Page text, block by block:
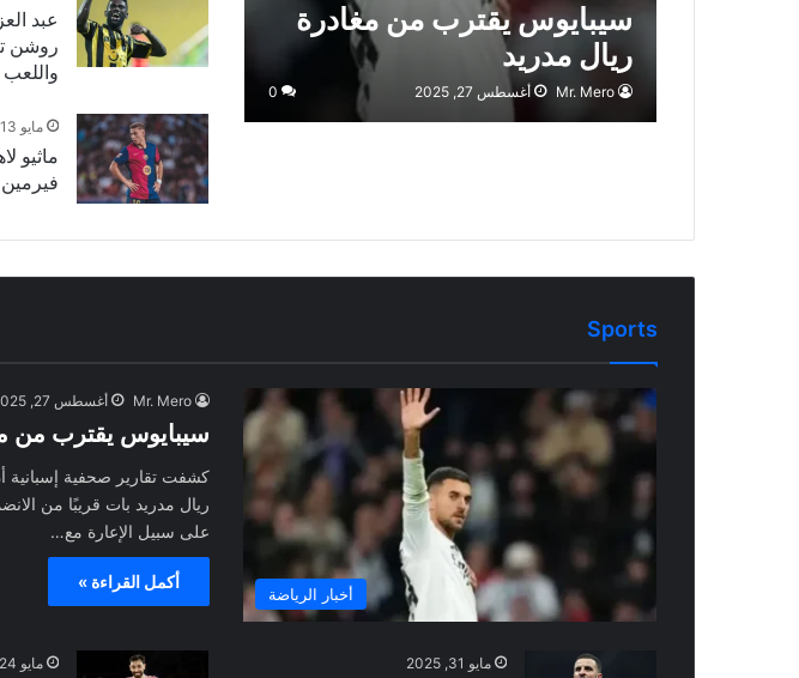
سيبايوس يقترب من مغادرة
ريال مدريد
Mr. Mero أغسطس 27, 2025 0
عبد
روشن
مايو 13, 2025
ماثيو
Sports
أخبار الرياضة
Mr. Mero أغسطس 27, 2025
سيبايوس يقترب من
كشفت تقارير صحفية
ريال مدريد بات قريبًا من
على سبيل الإعارة مع…
أكمل القراءة »
مايو 31, 2025 مايو 24, 2025